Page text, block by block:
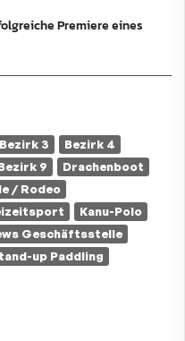
Premiere eines
Bezirk 3
Bezirk 4
9
Drachenboot
/ Rodeo
Kanu-Polo
Geschäftsstelle
up Paddling